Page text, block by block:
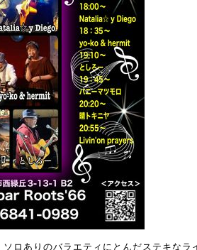
ロありのバラエティにとんだステキなラ